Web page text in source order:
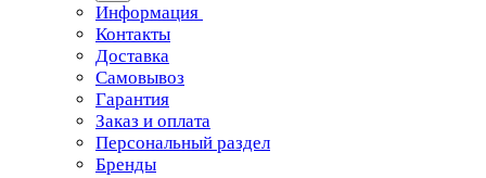
Информация
Контакты
Доставка
Самовывоз
Гарантия
Заказ и оплата
Персональный раздел
Бренды